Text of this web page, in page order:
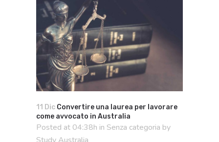
11 Dic Convertire una laurea per lavorare
come avvocato in Australia
Posted at 04:38h in Senza categoria by